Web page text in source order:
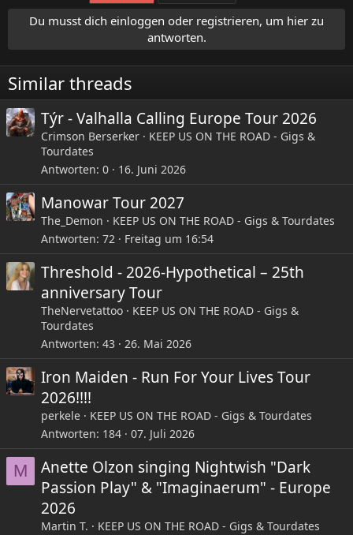
o
n
e
n
:
Du musst dich einloggen oder registrieren, um hier zu
antworten.
Similar threads
Týr - Valhalla Calling Europe Tour 2026
Crimson Berserker
KEEP US ON THE ROAD - Gigs &
Tourdates
Antworten 0 16. Juni 2026
Manowar Tour 2027
The_Demon
KEEP US ON THE ROAD - Gigs & Tourdates
Antworten 72 Freitag um 16:54
Threshold - 2026-Hypothetical – 25th
anniversary Tour
TheNervetattoo
KEEP US ON THE ROAD - Gigs &
Tourdates
Antworten 43 26. Mai 2026
Iron Maiden - Run For Your Lives Tour
2026!!!!
perkele
KEEP US ON THE ROAD - Gigs & Tourdates
Antworten 184 07. Juli 2026
M
Anette Olzon singing Nightwish "Dark
Passion Play" & "Imaginaerum" - Europe
2026
Martin T.
KEEP US ON THE ROAD - Gigs & Tourdates